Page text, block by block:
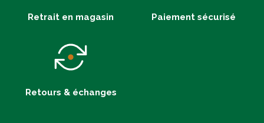
Retrait en magasin Paiement sécurisé
Retours & échanges